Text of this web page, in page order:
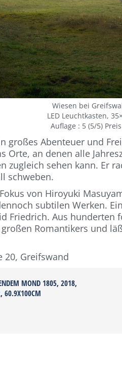
Wiesen bei
LED Leuchtkasten,
Auflage : 5 (5/5)
großes Abenteuer und
Orte, an denen alle
zugleich sehen kann. Er
schweben.
von Hiroyuki
subtilen Werken.
Friedrich. Aus
Romantikers und
20, Greifswand
MOND 1805, 2018,
60.9X100CM